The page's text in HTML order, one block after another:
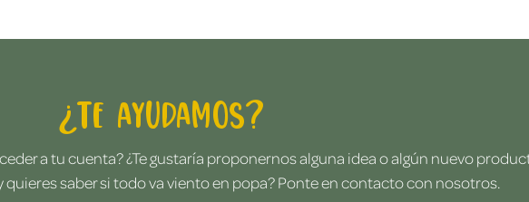
¿Te ayudamos?
a tu cuenta? ¿Te gustaría proponernos alguna idea o algún nuevo
quieres saber si todo va viento en popa? Ponte en contacto con nosotros.